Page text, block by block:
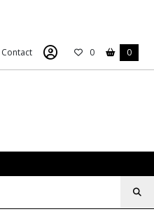
Contact 0 0